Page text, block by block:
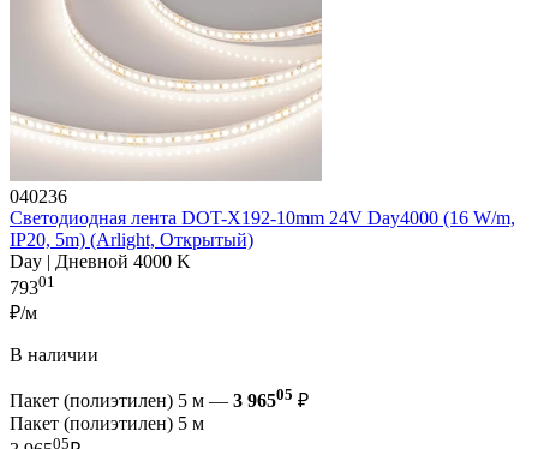
040236
Светодиодная лента DOT-X192-10mm 24V Day4000 (16 W/m,
IP20, 5m) (Arlight, Открытый)
Day | Дневной 4000 K
79301
₽/м
В наличии
Пакет (полиэтилен) 5 м — 3 96505 ₽
Пакет (полиэтилен) 5 м
05